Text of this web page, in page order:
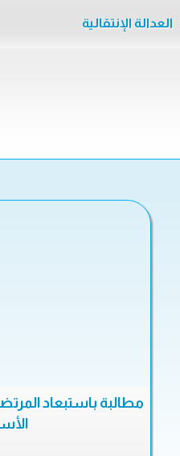
العدالة الإنتقالية
مطالبة باستبعاد